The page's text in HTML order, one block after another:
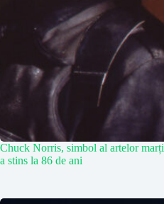
Chuck Norris, simbol al artelor
a stins la 86 de ani